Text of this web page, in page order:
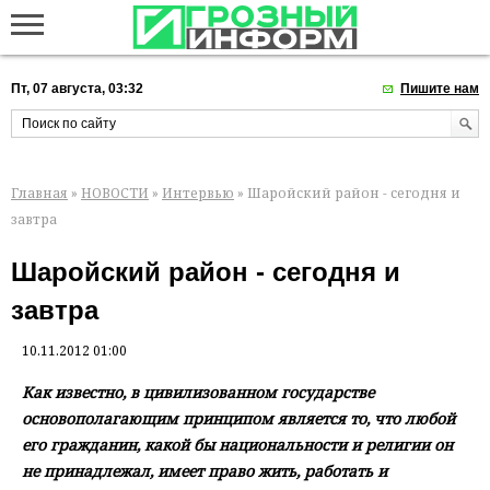
Пт, 07 августа, 03:32 Пишите нам
Главная » НОВОСТИ » Интервью » Шаройский район - сегодня и
завтра
Шаройский район - сегодня и
завтра
10.11.2012 01:00
Как известно, в цивилизованном государстве
основополагающим принципом является то, что любой
его гражданин, какой бы национальности и религии он
не принадлежал, имеет право жить, работать и